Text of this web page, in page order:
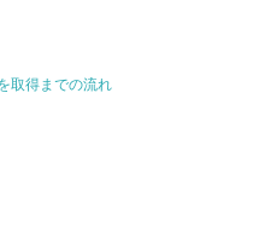
取得までの流れ